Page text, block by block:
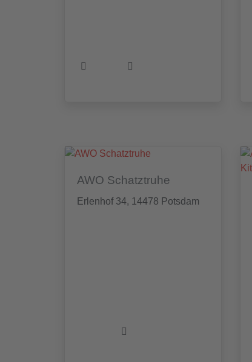
AWO Schatztruhe
Erlenhof 34, 14478 Potsdam